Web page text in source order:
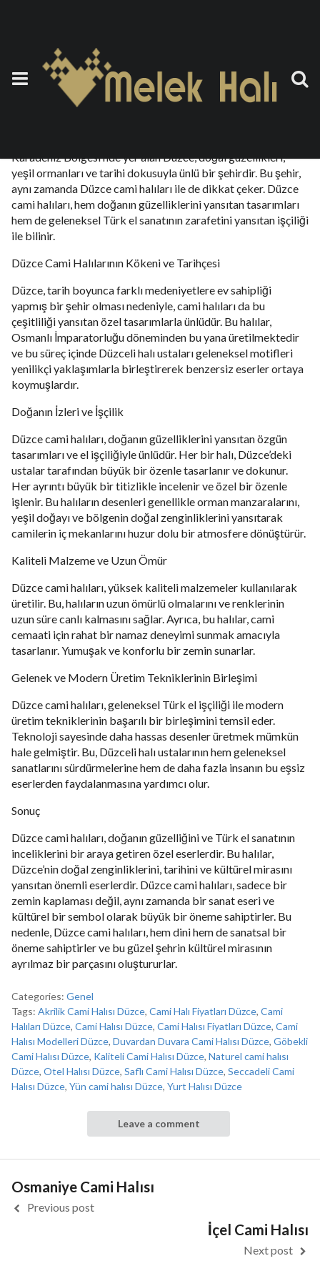
Düzce Cami Halısı
25 Eylül 2023 by teoman
Karadeniz Bölgesi’nde yer alan Düzce, doğal güzellikleri,
yeşil ormanları ve tarihi dokusuyla ünlü bir şehirdir. Bu şehir,
aynı zamanda Düzce cami halıları ile de dikkat çeker. Düzce
cami halıları, hem doğanın güzelliklerini yansıtan tasarımları
hem de geleneksel Türk el sanatının zarafetini yansıtan işçiliği
ile bilinir.
Düzce Cami Halılarının Kökeni ve Tarihçesi
Düzce, tarih boyunca farklı medeniyetlere ev sahipliği
yapmış bir şehir olması nedeniyle, cami halıları da bu
çeşitliliği yansıtan özel tasarımlarla ünlüdür. Bu halılar,
Osmanlı İmparatorluğu döneminden bu yana üretilmektedir
ve bu süreç içinde Düzceli halı ustaları geleneksel motifleri
yenilikçi yaklaşımlarla birleştirerek benzersiz eserler ortaya
koymuşlardır.
Doğanın İzleri ve İşçilik
Düzce cami halıları, doğanın güzelliklerini yansıtan özgün
tasarımları ve el işçiliğiyle ünlüdür. Her bir halı, Düzce’deki
ustalar tarafından büyük bir özenle tasarlanır ve dokunur.
Her ayrıntı büyük bir titizlikle incelenir ve özel bir özenle
işlenir. Bu halıların desenleri genellikle orman manzaralarını,
yeşil doğayı ve bölgenin doğal zenginliklerini yansıtarak
camilerin iç mekanlarını huzur dolu bir atmosfere dönüştürür.
Kaliteli Malzeme ve Uzun Ömür
Düzce cami halıları, yüksek kaliteli malzemeler kullanılarak
üretilir. Bu, halıların uzun ömürlü olmalarını ve renklerinin
uzun süre canlı kalmasını sağlar. Ayrıca, bu halılar, cami
cemaati için rahat bir namaz deneyimi sunmak amacıyla
tasarlanır. Yumuşak ve konforlu bir zemin sunarlar.
Gelenek ve Modern Üretim Tekniklerinin Birleşimi
Düzce cami halıları, geleneksel Türk el işçiliği ile modern
üretim tekniklerinin başarılı bir birleşimini temsil eder.
Teknoloji sayesinde daha hassas desenler üretmek mümkün
hale gelmiştir. Bu, Düzceli halı ustalarının hem geleneksel
sanatlarını sürdürmelerine hem de daha fazla insanın bu eşsiz
eserlerden faydalanmasına yardımcı olur.
Sonuç
Düzce cami halıları, doğanın güzelliğini ve Türk el sanatının
inceliklerini bir araya getiren özel eserlerdir. Bu halılar,
Düzce’nin doğal zenginliklerini, tarihini ve kültürel mirasını
yansıtan önemli eserlerdir. Düzce cami halıları, sadece bir
zemin kaplaması değil, aynı zamanda bir sanat eseri ve
kültürel bir sembol olarak büyük bir öneme sahiptirler. Bu
nedenle, Düzce cami halıları, hem dini hem de sanatsal bir
öneme sahiptirler ve bu güzel şehrin kültürel mirasının
ayrılmaz bir parçasını oluştururlar.
Categories: Genel
Tags: Akrilik Cami Halısı Düzce, Cami Halı Fiyatları Düzce, Cami
Halıları Düzce, Cami Halısı Düzce, Cami Halısı Fiyatları Düzce, Cami
Halısı Modelleri Düzce, Duvardan Duvara Cami Halısı Düzce, Göbekli
Cami Halısı Düzce, Kaliteli Cami Halısı Düzce, Naturel cami halısı
Düzce, Otel Halısı Düzce, Saflı Cami Halısı Düzce, Seccadeli Cami
Halısı Düzce, Yün cami halısı Düzce, Yurt Halısı Düzce
Leave a comment
Osmaniye Cami Halısı
Previous post
İçel Cami Halısı
Next post